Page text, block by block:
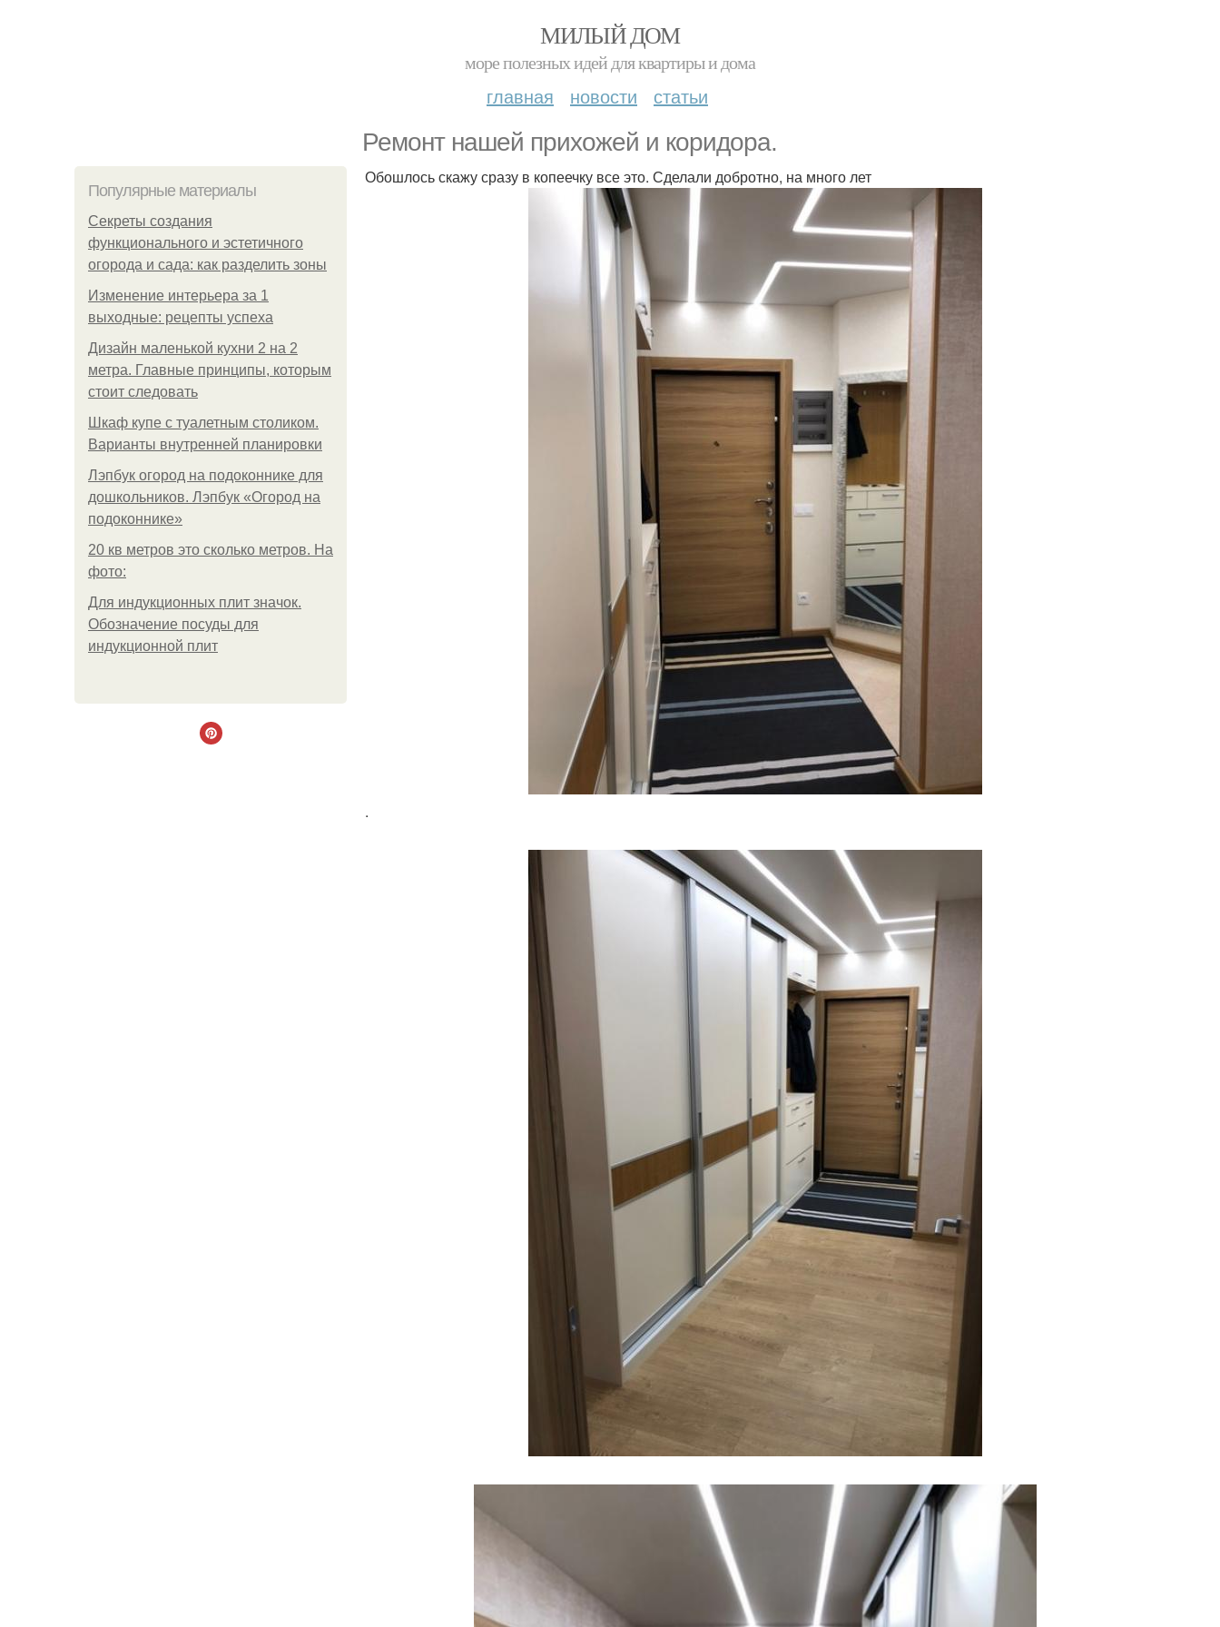
МИЛЫЙ ДОМ
море полезных идей для квартиры и дома
главная новости статьи
Ремонт нашей прихожей и коридора.
Популярные материалы
Секреты создания
функционального и эстетичного
огорода и сада: как разделить зоны
Изменение интерьера за 1
выходные: рецепты успеха
Дизайн маленькой кухни 2 на 2
метра. Главные принципы, которым
стоит следовать
Шкаф купе с туалетным столиком.
Варианты внутренней планировки
Лэпбук огород на подоконнике для
дошкольников. Лэпбук «Огород на
подоконнике»
20 кв метров это сколько метров. На
фото:
Для индукционных плит значок.
Обозначение посуды для
индукционной плит
Обошлось скажу сразу в копеечку все это. Сделали добротно, на много лет
.